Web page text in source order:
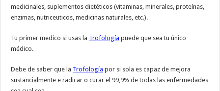
medicinales, suplementos dietéticos (vitaminas, minerales, proteínas,
enzimas, nutriceuticos, medicinas naturales, etc.).
Tu primer medico si usas la Trofología puede que sea tu único
médico.
Debe de saber que la Trofología por si sola es capaz de mejora
sustancialmente e radicar o curar el 99,9% de todas las enfermedades